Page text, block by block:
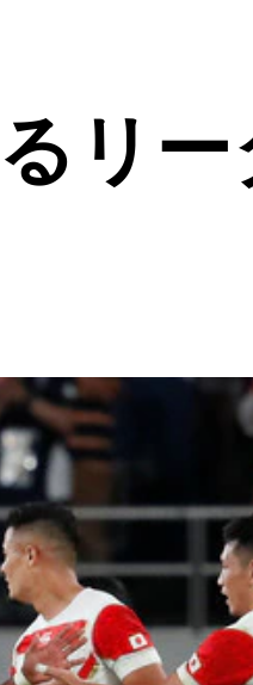
リー